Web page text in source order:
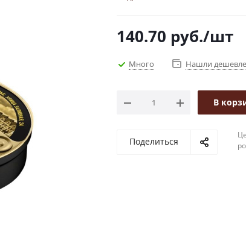
140.70 руб./шт
Много Нашли
В
Поделиться